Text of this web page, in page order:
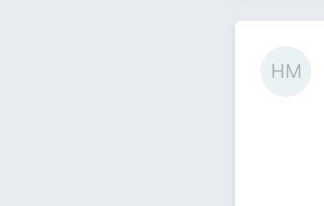
НМ